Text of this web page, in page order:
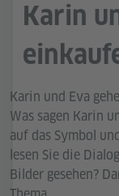
Karin
Karin und Eva
Was sagen Karin
auf das Symbol
lesen Sie die
Bilder gesehen?